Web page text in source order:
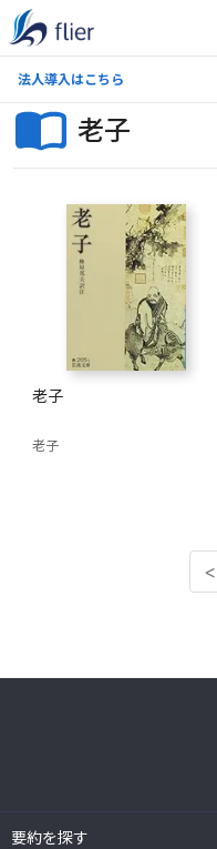
法人導入はこちら
老子
老子
老子
<
要約を探す